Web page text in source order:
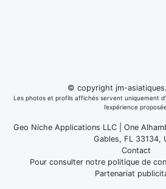
© copyright jm-
Les photos et profils affichés servent uniquement
l’expérience
Geo Niche Applications LLC | One
Gables, FL 33134,
Contact
Pour consulter notre politique de
Partenariat